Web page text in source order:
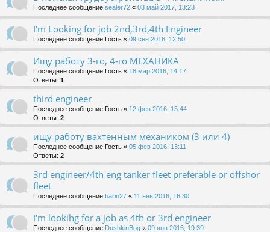
Последнее сообщение sealer72 « 03 май 2017, 13:23
I'm Looking for job 2nd,3rd,4th Engineer
Последнее сообщение Гость « 09 сен 2016, 12:50
Ищу работу 3-го, 4-го МЕХАНИКА
Последнее сообщение Гость « 18 мар 2016, 14:17
Ответы: 1
third engineer
Последнее сообщение Гость « 12 фев 2016, 15:44
Ответы: 2
ищу работу вахтенным механиком (3 или 4)
Последнее сообщение Гость « 05 фев 2016, 13:11
Ответы: 2
3rd engineer/4th eng tanker fleet preferable or offshor
fleet
Последнее сообщение barin27 « 11 янв 2016, 16:30
I'm lookihg for a job as 4th or 3rd engineer
Последнее сообщение DushkinBog « 09 янв 2016, 19:39